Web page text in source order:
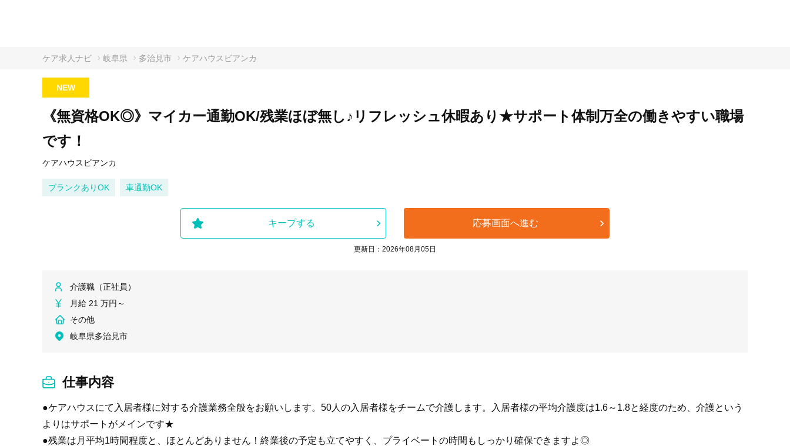
ケア求人ナビ 岐阜県 多治見市 ケアハウスビアンカ
NEW
《無資格OK◎》マイカー通勤OK/残業ほぼ無し♪リフレッシュ休暇あり★サポート体制万全の働きやすい職場
です！
ケアハウスビアンカ
ブランクありOK 車通勤OK
キープする 応募画面へ進む
更新日：2026年08月05日
介護職（正社員）
月給 21 万円～
その他
岐阜県多治見市
仕事内容
●ケアハウスにて入居者様に対する介護業務全般をお願いします。50人の入居者様をチームで介護します。入居者様の平均介護度は1.6～1.8と経度のため、介護という
よりはサポートがメインです★
●残業は月平均1時間程度と、ほとんどありません！終業後の予定も立てやすく、プライベートの時間もしっかり確保できますよ◎